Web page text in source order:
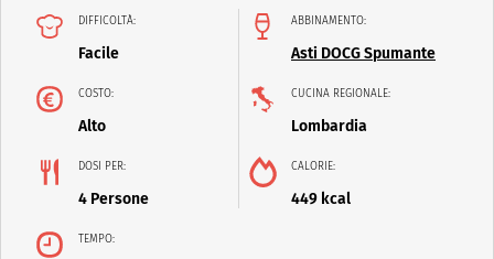
DIFFICOLTÀ:
Facile
ABBINAMENTO:
Asti DOCG Spumante
COSTO:
Alto
CUCINA REGIONALE:
Lombardia
DOSI PER:
4 Persone
CALORIE:
449 kcal
TEMPO: